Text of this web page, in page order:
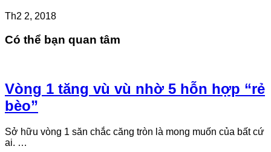
Th2 2, 2018
Có thể bạn quan tâm
Vòng 1 tăng vù vù nhờ 5 hỗn hợp “rẻ
bèo”
Sở hữu vòng 1 săn chắc căng tròn là mong muốn của bất cứ
ai. …